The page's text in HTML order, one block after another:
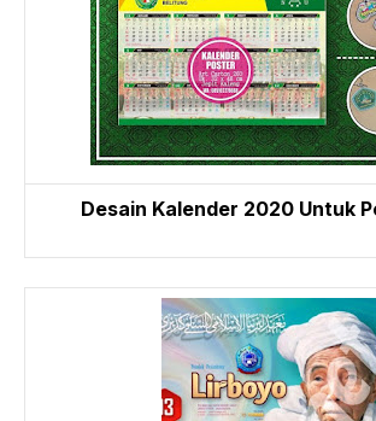
Desain Kalender 2020 Untuk